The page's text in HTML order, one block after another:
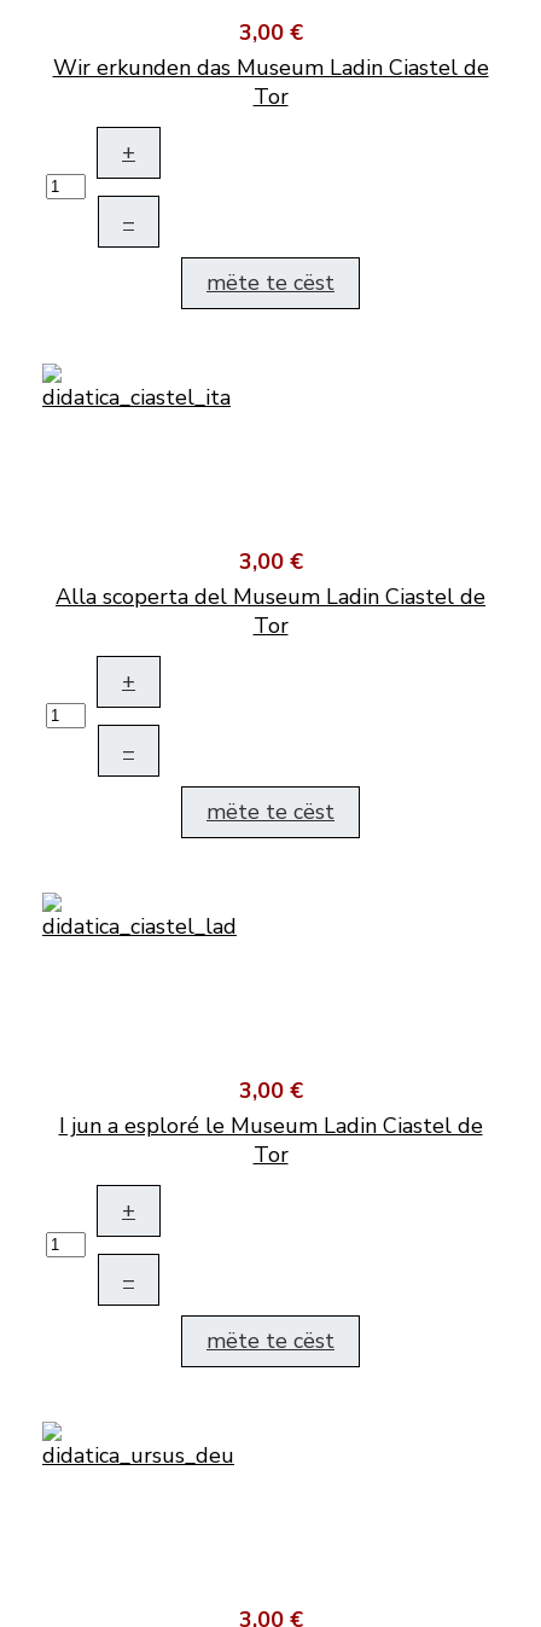
3,00 €
Wir erkunden das Museum Ladin Ciastel de
Tor
+
–
mëte te cëst
3,00 €
Alla scoperta del Museum Ladin Ciastel de
Tor
+
–
mëte te cëst
3,00 €
I jun a esploré le Museum Ladin Ciastel de
Tor
+
–
mëte te cëst
3,00 €